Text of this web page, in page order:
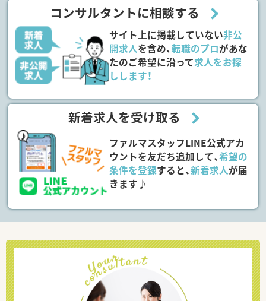
コンサルタントに相談する
サイト上に掲載していない非公
開求人を含め、転職のプロがあな
たのご希望に沿って求人をお探
しします！
新着求人を受け取る
ファルマスタッフLINE公式アカ
ウントを友だち追加して、希望の
条件を登録すると、新着求人が届
きます♪